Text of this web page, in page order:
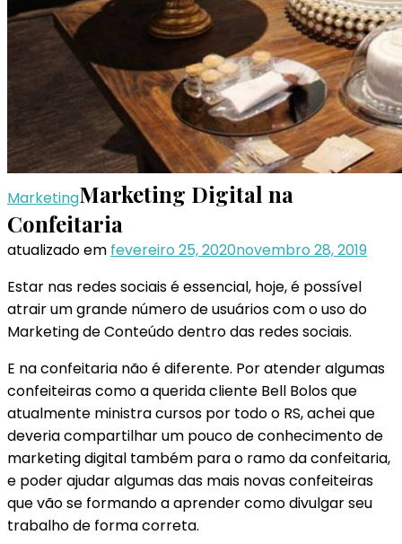
MarketingMarketing Digital na
Confeitaria
atualizado em fevereiro 25, 2020novembro 28, 2019
Estar nas redes sociais é essencial, hoje, é possível
atrair um grande número de usuários com o uso do
Marketing de Conteúdo dentro das redes sociais.
E na confeitaria não é diferente. Por atender algumas
confeiteiras como a querida cliente Bell Bolos que
atualmente ministra cursos por todo o RS, achei que
deveria compartilhar um pouco de conhecimento de
marketing digital também para o ramo da confeitaria,
e poder ajudar algumas das mais novas confeiteiras
que vão se formando a aprender como divulgar seu
trabalho de forma correta.